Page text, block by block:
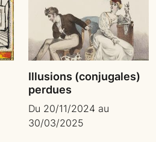
Illusions (conjugales)
perdues
Du 20/11/2024 au
30/03/2025